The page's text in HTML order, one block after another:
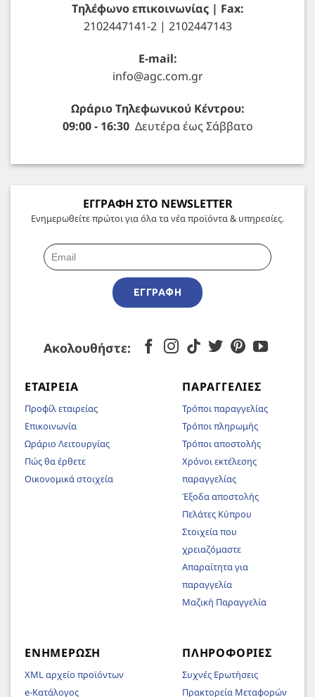
Τηλέφωνο επικοινωνίας | Fax:
2102447141-2 | 2102447143
E-mail:
info@agc.com.gr
Ωράριο Τηλεφωνικού Κέντρου:
09:00 - 16:30Δευτέρα έως Σάββατο
ΕΓΓΡΑΦΗ ΣΤΟ NEWSLETTER
Ενημερωθείτε πρώτοι για όλα τα νέα προϊόντα & υπηρεσίες.
ΕΓΓΡΑΦΉ
Ακολουθήστε:
ΕΤΑΙΡΕΊΑ
Προφίλ εταιρείας
Επικοινωνία
Ωράριο Λειτουργίας
Πώς θα έρθετε
Οικονομικά στοιχεία
ΠΑΡΑΓΓΕΛΊΕΣ
Τρόποι παραγγελίας
Τρόποι πληρωμής
Τρόποι αποστολής
Χρόνοι εκτέλεσης
παραγγελίας
Έξοδα αποστολής
Πελάτες Κύπρου
Στοιχεία που
χρειαζόμαστε
Απαραίτητα για
παραγγελία
Μαζική Παραγγελία
ΕΝΗΜΈΡΩΣΗ
XML αρχείο προϊόντων
e-Κατάλογος
ΠΛΗΡΟΦΟΡΊΕΣ
Συχνές Ερωτήσεις
Πρακτορεία Μεταφορών